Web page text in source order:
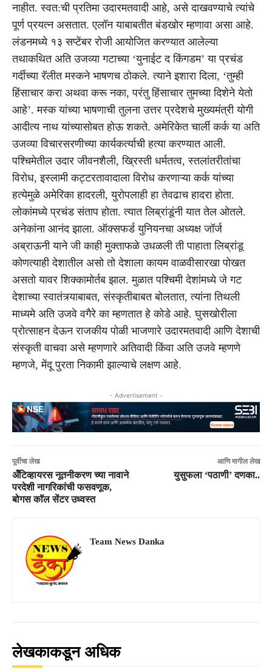
नाहीत. स्वत:ची प्रतिमा उदारमतवादी आहे, असे दाखवण्याचे त्यांचे
पूर्ण प्रयत्न असतात. एलॉन याबाबतीत बंडखोर म्हणावा असा आहे.
लंडनमध्ये १३ सप्टेंबर रोजी आयोजित करण्यात आलेल्या
तथाकथित अति उजव्या गटाच्या ‘युनाईट द किंगडम’ या प्रचंड
गर्दीच्या रॅलीत मस्कने भाषणच ठोकले. त्याने इशारा दिला, ‘तुम्ही
हिंसाचार करा अथवा करू नका, परंतु हिंसाचार तुमच्या दिशेने येतो
आहे’. मस्क यांच्या भाषणाची तुलना उत्तर प्रदेशचे मुख्यमंत्री योगी
आदीत्य नाथ यांच्यासोबत होऊ शकते. अमेरिकेत चार्ली कर्क या अति
उजव्या विचारसरणीच्या कार्यकर्त्याची हत्या करण्यात आली.
पश्चिमेतील उदार जीवनशैली, ख्रिस्ती धर्मतत्व, स्तलांतरीतांचा
विरोध, इस्लामी कट्टरतावादाला विरोध करणाऱ्या कर्क यांच्या
हत्येमुळे अमेरिका हादरली, युरोपलाही हा तेवढाच हादरा होता.
लोकांमध्ये प्रचंड संताप होता. त्यात लिब्रांडूंनी यात तेल ओतले.
अनेकांना आनंद झाला. ऑक्सफर्ड युनियनचा अध्यक्ष जॉर्ज
अब्राऊनी याने जी काही मुक्ताफळे उधळली ती पाहाता लिब्रांडू
कोणत्याही देशातील असो तो देशाला कायम वाळवीसारखा पोखत
असतो यावर शिक्कामोर्तब झाल. मुळात पश्चिमी देशांमध्ये जे गट
देशाच्या स्वातंत्र्याबाबत, संस्कृतीबाबत बोलतात, त्यांना तिथली
माध्यमे अति उजवे वगैरे का म्हणतात हे कोडे आहे. घुसखोरीला
प्रोत्साहन देऊन राजकीय पोळी भाजणारे उदारमतवादी आणि देशाची
संस्कृती वाचवा असे म्हणणारे अतिवादी किंवा अति उजवे म्हणणे
म्हणजे, मेंदू पुरता निकामी झाल्याचे लक्षण आहे.
- Advertisement -
पूर्वीचा लेख
अँटिव्हायरस नूतनीकरण च्या नावाने
परदेशी नागरिकांची फसवणूक,
बोगस कॉल सेंटर उध्वस्त
आणि मागील लेख
युसुफला ‘पठाणी’ दणका..
Team News Danka
लेखकाकडून अधिक